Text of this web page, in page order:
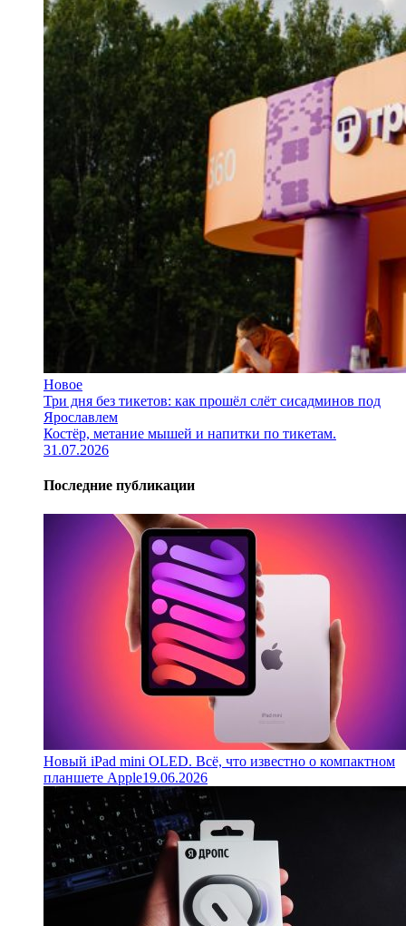
Новое
Три дня без тикетов: как прошёл слёт сисадминов под
Ярославлем
Костёр, метание мышей и напитки по тикетам.
31.07.2026
Последние публикации
Новый iPad mini OLED. Всё, что известно о компактном
планшете Apple19.06.2026